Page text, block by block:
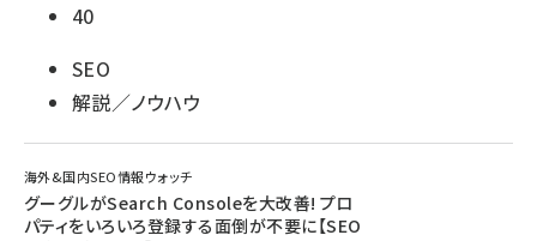
40
SEO
解説／ノウハウ
海外&国内SEO情報ウォッチ
グーグルがSearch Consoleを大改善! プロ
パティをいろいろ登録する面倒が不要に【SEO